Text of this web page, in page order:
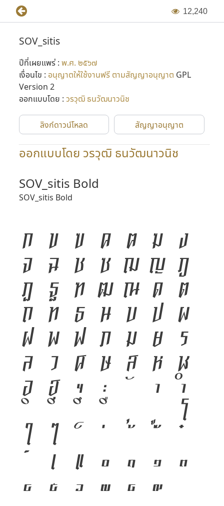
12,240
SOV_sitis
ปีที่เผยแพร่ : พ.ศ. ๒๕๖๗
เงื่อนไข : อนุญาตให้ใช้งานฟรี ตามสัญญาอนุญาต GPL
Version 2
ออกแบบโดย : วรวุฒิ ธนวัฒนาวนิช
ลิงก์ดาวน์โหลด สัญญาอนุญาต
ออกแบบโดย วรวุฒิ ธนวัฒนาวนิช
SOV_sitis Bold
SOV_sitis Bold
ก ข ฃ ค ฅ ฆ ง
จ ฉ ช ซ ฌ ญ ฎ
ฏ ฐ ฑ ฒ ณ ด ต
ถ ท ธ น บ ป ผ
ฝ พ ฟ ภ ม ย ร
ล ว ศ ษ ส ห ฬ
อ ฮ ฯ ะ า ำ
โ
ใ ไ
เ แ ๐ ๑ ๒ ๓
๔ ๕ ๖ ๗ ๘ ๙